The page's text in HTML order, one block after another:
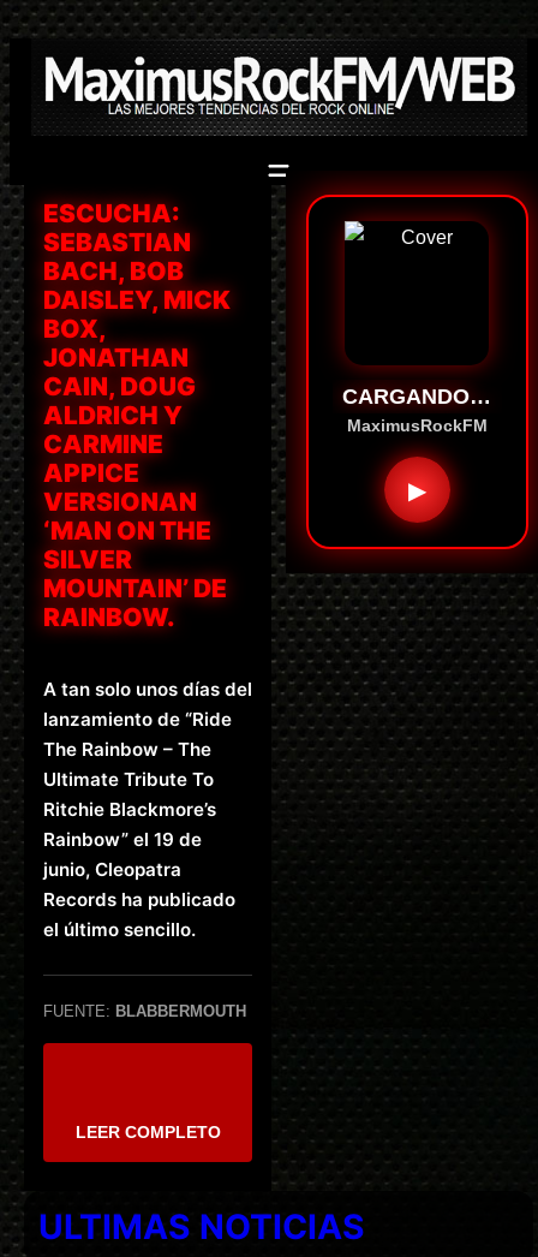
Saltar
contenido
ESCUCHA:
SEBASTIAN
BACH, BOB
DAISLEY, MICK
BOX,
JONATHAN
CAIN, DOUG
ALDRICH Y
CARMINE
APPICE
VERSIONAN
‘MAN ON THE
SILVER
MOUNTAIN’ DE
RAINBOW.
A tan solo unos días del
lanzamiento de “Ride
The Rainbow – The
Ultimate Tribute To
Ritchie Blackmore’s
Rainbow” el 19 de
junio, Cleopatra
Records ha publicado
el último sencillo.
FUENTE: BLABBERMOUTH
LEER COMPLETO
CARGANDO…
MaximusRockFM
▶
ULTIMAS NOTICIAS